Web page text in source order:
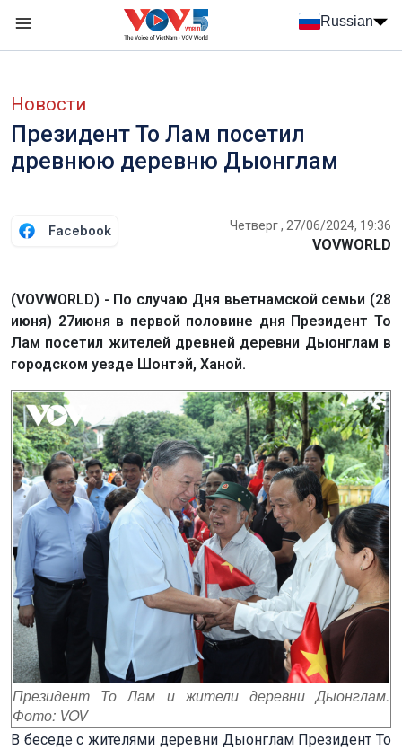
Russian
Новости
Президент То Лам посетил
древнюю деревню Дыонглам
Facebook Четверг , 27/06/2024, 19:36
VOVWORLD
(VOVWORLD) - По случаю Дня вьетнамской семьи (28
июня) 27июня в первой половине дня Президент То
Лам посетил жителей древней деревни Дыонглам в
городском уезде Шонтэй, Ханой.
Президент То Лам и жители деревни Дыонглам.
Фото: VOV
В беседе с жителями деревни Дыонглам Президент То